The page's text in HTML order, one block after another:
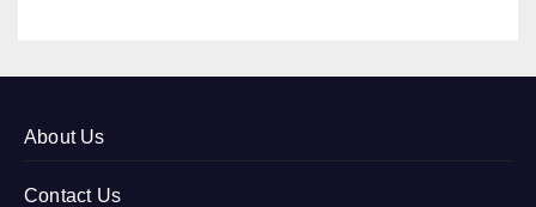
About Us
Contact Us